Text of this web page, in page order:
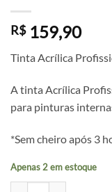
R$159,90
Tinta Acrílica
A tinta Acrílica
para pinturas
*Sem cheiro após 3
Apenas 2 em estoque